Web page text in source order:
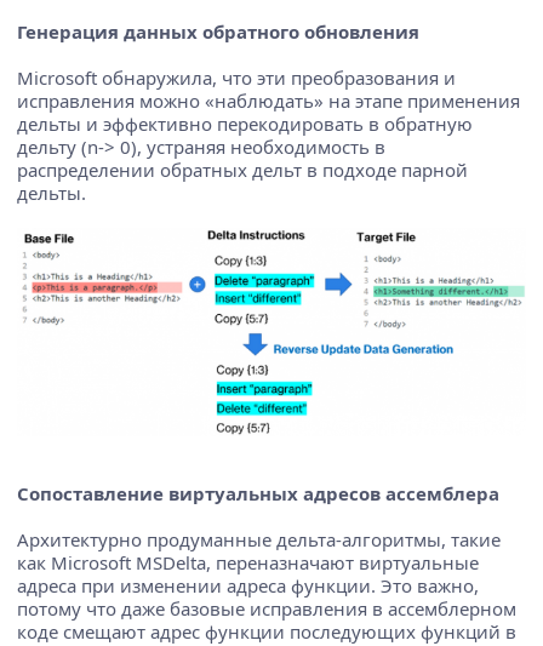
Генерация данных обратного обновления
Microsoft обнаружила, что эти преобразования и
исправления можно «наблюдать» на этапе применения
дельты и эффективно перекодировать в обратную
дельту (n-> 0), устраняя необходимость в
распределении обратных дельт в подходе парной
дельты.
Сопоставление виртуальных адресов ассемблера
Архитектурно продуманные дельта-алгоритмы, такие
как Microsoft MSDelta, переназначают виртуальные
адреса при изменении адреса функции. Это важно,
потому что даже базовые исправления в ассемблерном
коде смещают адрес функции последующих функций в